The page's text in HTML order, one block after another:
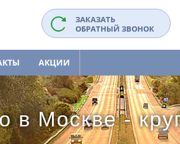
ЗАКАЗАТЬ
ОБРАТНЫЙ ЗВОНОК
АКЦИИ
в Москве -